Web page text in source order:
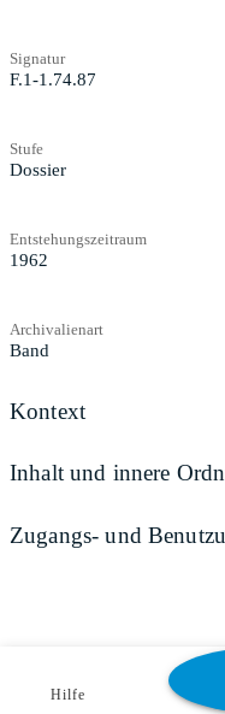
Signatur
F.1-1.74.87
Stufe
Dossier
Entstehungszeitraum
1962
Archivalienart
Band
Kontext
Inhalt und innere
Zugangs- und
Hilfe